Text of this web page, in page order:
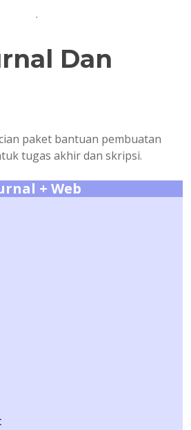
.
Dan
paket bantuan pembuatan
tugas akhir dan skripsi.
+ Web